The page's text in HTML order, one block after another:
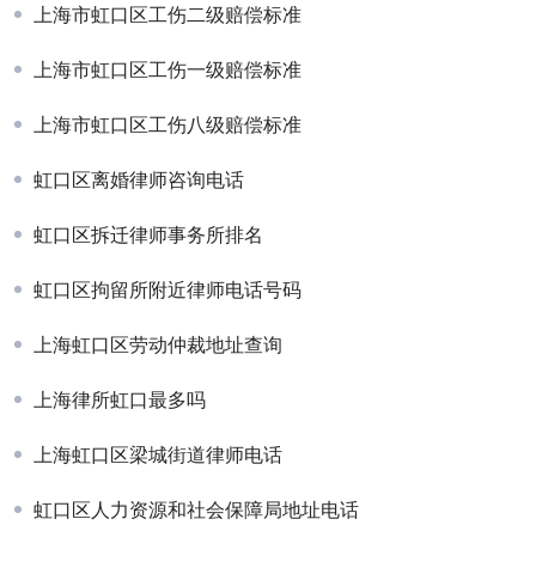
上海市虹口区工伤二级赔偿标准
上海市虹口区工伤一级赔偿标准
上海市虹口区工伤八级赔偿标准
虹口区离婚律师咨询电话
虹口区拆迁律师事务所排名
虹口区拘留所附近律师电话号码
上海虹口区劳动仲裁地址查询
上海律所虹口最多吗
上海虹口区梁城街道律师电话
虹口区人力资源和社会保障局地址电话